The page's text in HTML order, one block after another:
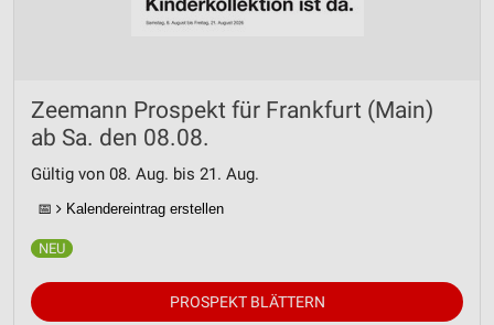
Zeemann Prospekt für Frankfurt (Main)
ab Sa. den 08.08.
Gültig von 08. Aug. bis 21. Aug.
📅 Kalendereintrag erstellen
PROSPEKT BLÄTTERN